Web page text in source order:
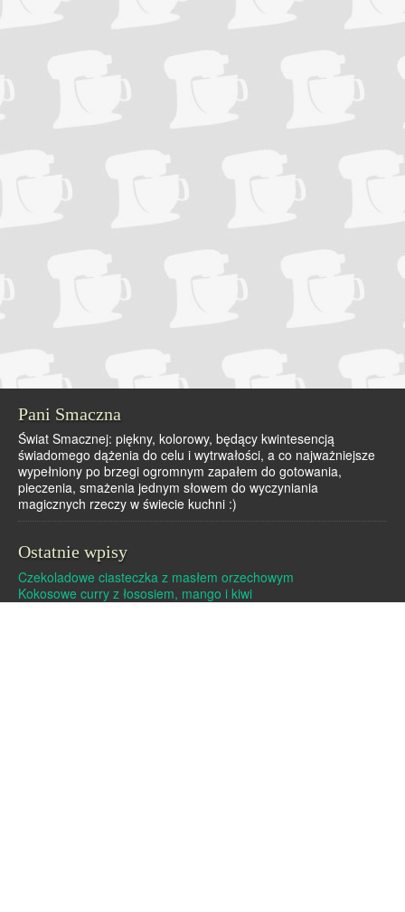
Pani Smaczna
Świat Smacznej: piękny, kolorowy, będący kwintesencją
świadomego dążenia do celu i wytrwałości, a co najważniejsze
wypełniony po brzegi ogromnym zapałem do gotowania,
pieczenia, smażenia jednym słowem do wyczyniania
magicznych rzeczy w świecie kuchni :)
Ostatnie wpisy
Czekoladowe ciasteczka z masłem orzechowym
Kokosowe curry z łososiem, mango i kiwi